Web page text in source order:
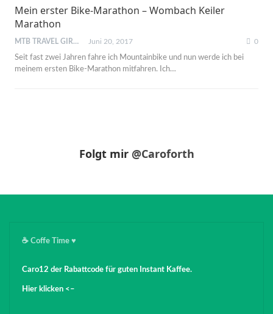
Mein erster Bike-Marathon – Wombach Keiler
Marathon
MTB TRAVEL GIRL Juni 20, 2017 0
Seit fast zwei Jahren fahre ich Mountainbike und nun werde ich bei
meinem ersten Bike-Marathon mitfahren. Ich…
Folgt mir @Caroforth
☕️ Coffe Time ♥️
Caro12 der Rabattcode für guten Instant Kaffee.
Hier klicken <–